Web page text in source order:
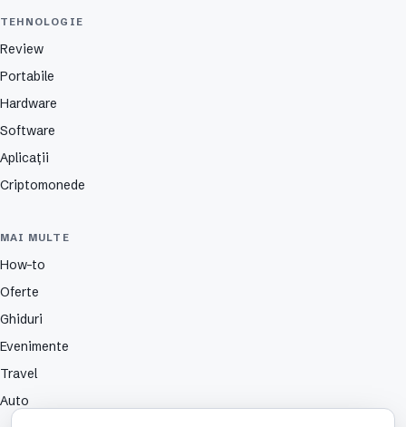
TEHNOLOGIE
Review
Portabile
Hardware
Software
Aplicații
Criptomonede
MAI MULTE
How-to
Oferte
Ghiduri
Evenimente
Travel
Auto